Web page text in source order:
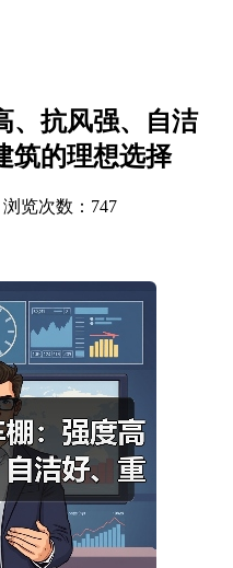
、抗风强、自洁
筑的理想选择
览次数： 747